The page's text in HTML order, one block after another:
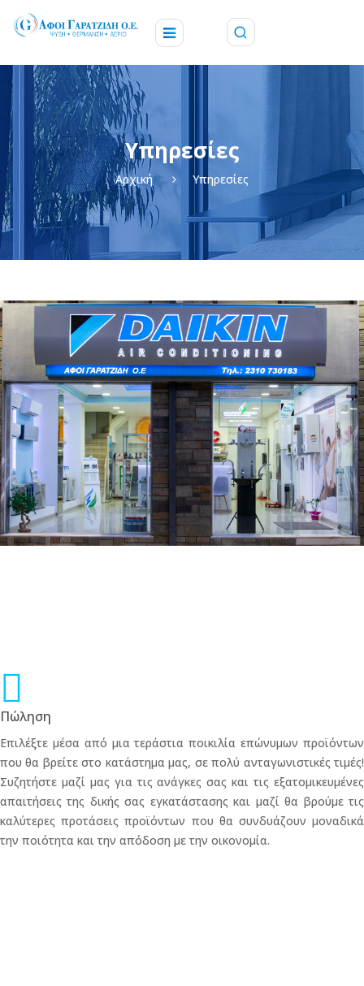
Υπηρεσίες
Αρχική Υπηρεσίες
Πώληση
Επιλέξτε μέσα από μια τεράστια ποικιλία επώνυμων προϊόντων
που θα βρείτε στο κατάστημα μας, σε πολύ ανταγωνιστικές τιμές!
Συζητήστε μαζί μας για τις ανάγκες σας και τις εξατομικευμένες
απαιτήσεις της δικής σας εγκατάστασης και μαζί θα βρούμε τις
καλύτερες προτάσεις προϊόντων που θα συνδυάζουν μοναδικά
την ποιότητα και την απόδοση με την οικονομία.